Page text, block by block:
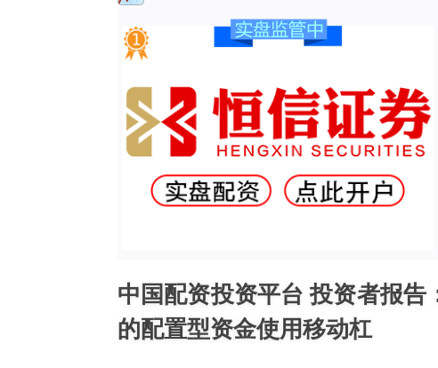
中国配资投资平台 投资者报
的配置型资金使用移动杠